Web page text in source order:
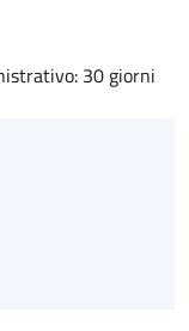
30 giorni